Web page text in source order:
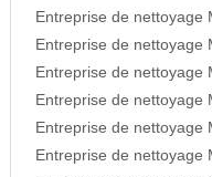
Entreprise de nettoyage
Entreprise de nettoyage
Entreprise de nettoyage
Entreprise de nettoyage
Entreprise de nettoyage
Entreprise de nettoyage